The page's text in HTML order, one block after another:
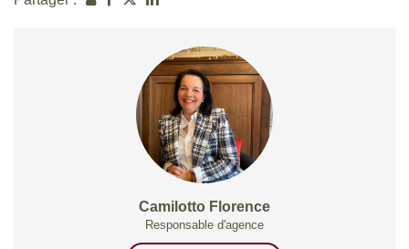
Camilotto Florence
Responsable d'agence